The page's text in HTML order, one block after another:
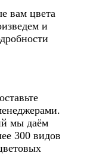
вам цвета
и
мы даём
300 видов